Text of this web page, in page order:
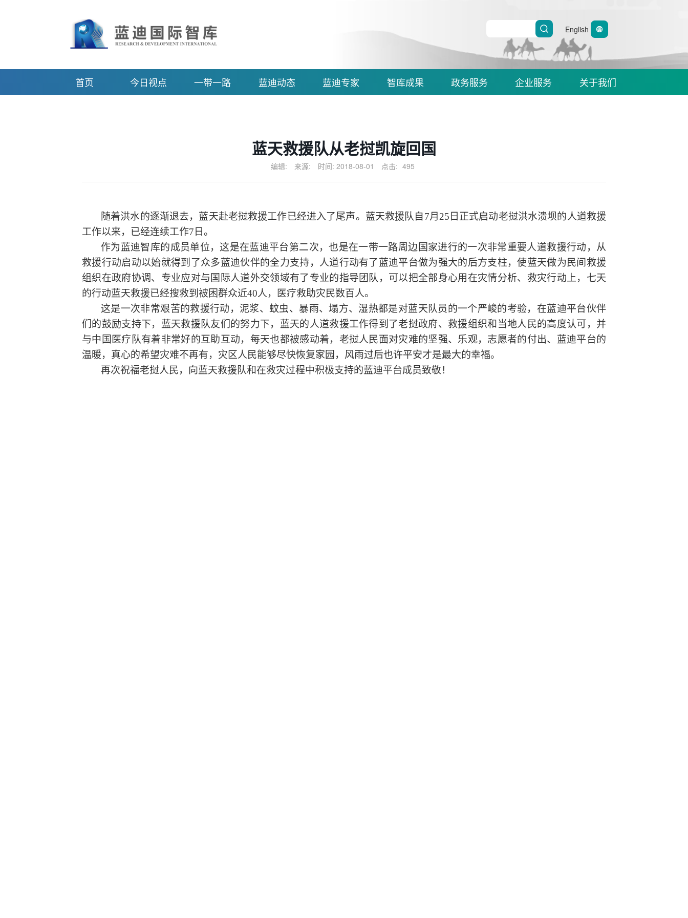
English
首页 今日视点 一带一路 蓝迪动态 蓝迪专家 智库成果 政务服务 企业服务 关于我们
蓝天救援队从老挝凯旋回国
编辑: 来源: 时间: 2018-08-01 点击: 495
随着洪水的逐渐退去，蓝天赴老挝救援工作已经进入了尾声。蓝天救援队自 7月25日正式启动老挝洪水溃坝的人道救援
工作以来，已经连续工作7日。
作为蓝迪智库的成员单位，这是在蓝迪平台第二次，也是在一带一路周边国家进行的一次非常重要人道救援行动，从
救援行动启动以始就得到了众多蓝迪伙伴的全力支持，人道行动有了蓝迪平台做为强大的后方支柱，使蓝天做为民间救援
组织在政府协调、专业应对与国际人道外交领域有了专业的指导团队，可以把全部身心用在灾情分析、救灾行动上，七天
的行动蓝天救援已经搜救到被困群众近40人，医疗救助灾民数百人。
这是一次非常艰苦的救援行动，泥浆、蚊虫、暴雨、塌方、湿热都是对蓝天队员的一个严峻的考验，在蓝迪平台伙伴
们的鼓励支持下，蓝天救援队友们的努力下，蓝天的人道救援工作得到了老挝政府、救援组织和当地人民的高度认可，并
与中国医疗队有着非常好的互助互动，每天也都被感动着，老挝人民面对灾难的坚强、乐观，志愿者的付出、蓝迪平台的
温暖，真心的希望灾难不再有，灾区人民能够尽快恢复家园，风雨过后也许平安才是最大的幸福。
再次祝福老挝人民，向蓝天救援队和在救灾过程中积极支持的蓝迪平台成员致敬！